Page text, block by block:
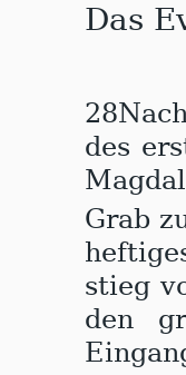
Das
28
des
Grab
stieg
den